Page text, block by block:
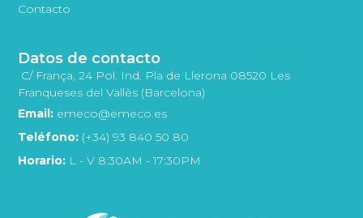
Contacto
Datos de contacto
C/ França, 24 Pol. Ind. Pla de Llerona 08520 Les
Franqueses del Vallès (Barcelona)
Email: emeco@emeco.es
Teléfono: (+34) 93 840 50 80
Horario: L - V 8:30AM - 17:30PM